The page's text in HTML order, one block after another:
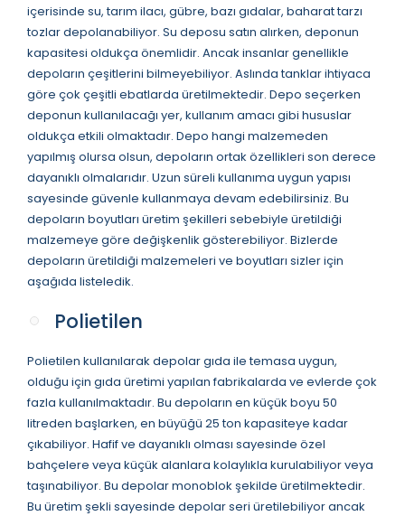
içerisinde su, tarım ilacı, gübre, bazı gıdalar, baharat tarzı
tozlar depolanabiliyor. Su deposu satın alırken, deponun
kapasitesi oldukça önemlidir. Ancak insanlar genellikle
depoların çeşitlerini bilmeyebiliyor. Aslında tanklar ihtiyaca
göre çok çeşitli ebatlarda üretilmektedir. Depo seçerken
deponun kullanılacağı yer, kullanım amacı gibi hususlar
oldukça etkili olmaktadır. Depo hangi malzemeden
yapılmış olursa olsun, depoların ortak özellikleri son derece
dayanıklı olmalarıdır. Uzun süreli kullanıma uygun yapısı
sayesinde güvenle kullanmaya devam edebilirsiniz. Bu
depoların boyutları üretim şekilleri sebebiyle üretildiği
malzemeye göre değişkenlik gösterebiliyor. Bizlerde
depoların üretildiği malzemeleri ve boyutları sizler için
aşağıda listeledik.
Polietilen
Polietilen kullanılarak depolar gıda ile temasa uygun,
olduğu için gıda üretimi yapılan fabrikalarda ve evlerde çok
fazla kullanılmaktadır. Bu depoların en küçük boyu 50
litreden başlarken, en büyüğü 25 ton kapasiteye kadar
çıkabiliyor. Hafif ve dayanıklı olması sayesinde özel
bahçelere veya küçük alanlara kolaylıkla kurulabiliyor veya
taşınabiliyor. Bu depolar monoblok şekilde üretilmektedir.
Bu üretim şekli sayesinde depolar seri üretilebiliyor ancak